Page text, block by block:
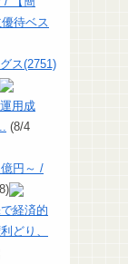
待ベス
ス(2751)
用成
(8/4
円～ /
経済的
どり、